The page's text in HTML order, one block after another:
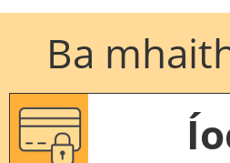
Ba